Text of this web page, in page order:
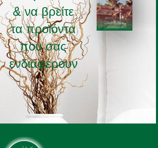
& να βρείτε
τα προϊόντα
που σας
ενδιαφέρουν
ΚΑΤΑΛΟΓΟΣ 2025